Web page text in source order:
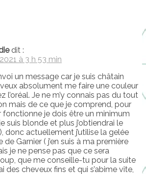
dit :
à 3 h 53 min
un message car je suis châtain
absolument me faire une couleur
l’oréal. Je ne m’y connais pas du tout
mais de ce que je comprend, pour
fonctionne je dois être un minimum
suis blonde et plus j’obtiendrai le
donc actuellement j’utilise la gelée
de Garnier ( j’en suis à ma première
je ne pense pas que ce sera
que me conseille-tu pour la suite
des cheveux fins et qui s’abime vite,